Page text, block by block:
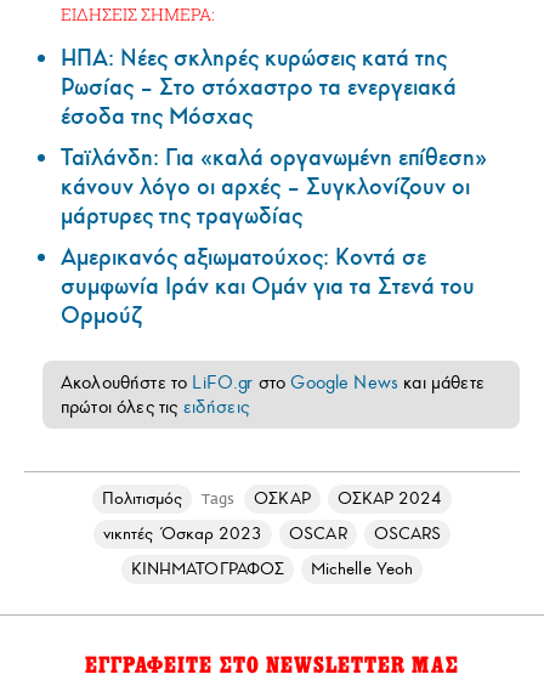
ΕΙΔΗΣΕΙΣ ΣΗΜΕΡΑ:
ΗΠΑ: Nέες σκληρές κυρώσεις κατά της
Ρωσίας – Στο στόχαστρο τα ενεργειακά
έσοδα της Μόσχας
Ταϊλάνδη: Για «καλά οργανωμένη επίθεση»
κάνουν λόγο οι αρχές – Συγκλονίζουν οι
μάρτυρες της τραγωδίας
Αμερικανός αξιωματούχος: Κοντά σε
συμφωνία Ιράν και Ομάν για τα Στενά του
Ορμούζ
Ακολουθήστε το LiFO.gr στοGoogle News και μάθετε
πρώτοι όλες τις ειδήσεις
Πολιτισμός Tags ΟΣΚΑΡ
ΟΣΚΑΡ 2024
νικητές Όσκαρ 2023
OSCAR
OSCARS
ΚΙΝΗΜΑΤΟΓΡΑΦΟΣ
Michelle Yeoh
ΕΓΓΡΑΦΕΙΤΕ ΣΤΟ NEWSLETTER ΜΑΣ